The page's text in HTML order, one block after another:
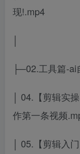
现!.mp4
│
├─02.工具篇-ai
│ 04.【剪辑实
作第一条视频
│ 05.【剪辑入